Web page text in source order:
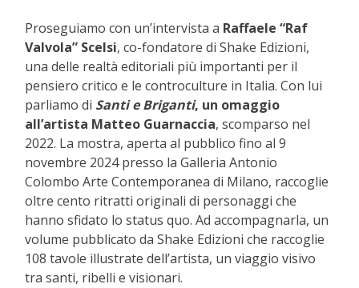
Proseguiamo con un’intervista a Raffaele “Raf
Valvola” Scelsi, co-fondatore di Shake Edizioni,
una delle realtà editoriali più importanti per il
pensiero critico e le controculture in Italia. Con lui
parliamo di Santi e Briganti, un omaggio
all’artista Matteo Guarnaccia, scomparso nel
2022. La mostra, aperta al pubblico fino al 9
novembre 2024 presso la Galleria Antonio
Colombo Arte Contemporanea di Milano, raccoglie
oltre cento ritratti originali di personaggi che
hanno sfidato lo status quo. Ad accompagnarla, un
volume pubblicato da Shake Edizioni che raccoglie
108 tavole illustrate dell’artista, un viaggio visivo
tra santi, ribelli e visionari.